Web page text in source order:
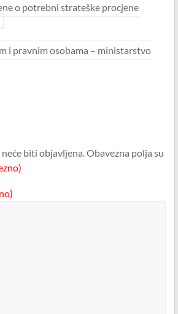
o potrebni strateške procjene
i pravnim osobama – ministarstvo
biti objavljena.Obavezna polja su